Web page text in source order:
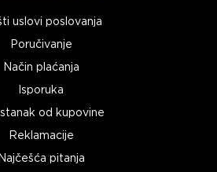
uslovi poslovanja
Poručivanje
Način plaćanja
Isporuka
od kupovine
Reklamacije
Najčešća pitanja